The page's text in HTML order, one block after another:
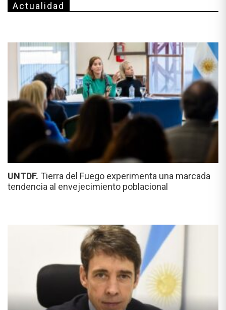
Actualidad
UNTDF. Tierra del Fuego experimenta una marcada
tendencia al envejecimiento poblacional